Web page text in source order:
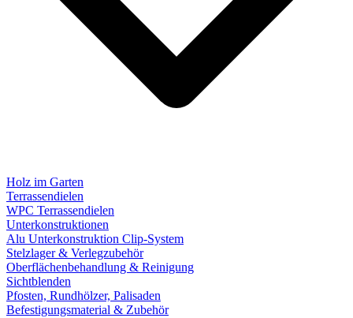
Holz im Garten
Terrassendielen
WPC Terrassendielen
Unterkonstruktionen
Alu Unterkonstruktion Clip-System
Stelzlager & Verlegzubehör
Oberflächenbehandlung & Reinigung
Sichtblenden
Pfosten, Rundhölzer, Palisaden
Befestigungsmaterial & Zubehör